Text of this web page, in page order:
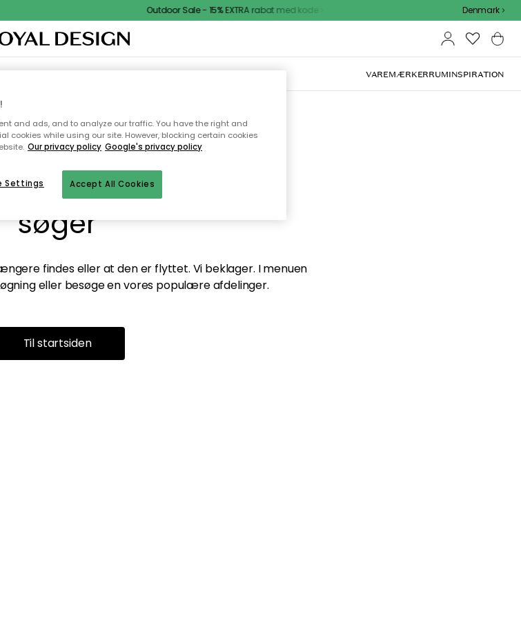
Outdoor Sale - 15% EXTRA rabat med kode Denmark
OPBEVARINGHAVEMØBLER VAREMÆRKERRUMINSPIRATION
ikke siden du
søger
findes eller at den er flyttet. Vi beklager. I menuen
eller besøge en vores populære afdelinger.
Til startsiden
and ads, and to analyze our traffic. You have the right and
cookies while using our site. However, blocking certain cookies
Our privacy policy Google's privacy policy
Accept All Cookies
Settings